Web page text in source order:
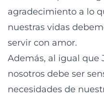
agradecimiento a lo
nuestras vidas
servir con amor.
Además, al igual que
nosotros debe ser
necesidades de